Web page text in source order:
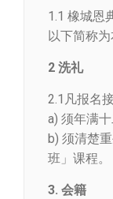
1.1 橡城恩
以下简称为
2 洗礼
2.1凡报名
a) 须年满十
b) 须清楚
班」课程。
3. 会籍